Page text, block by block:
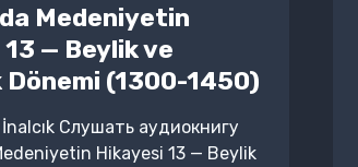
Medeniyetin
— Beylik ve
Dönemi (1300-1450)
Слушать аудиокнигу
Hikayesi 13 — Beylik